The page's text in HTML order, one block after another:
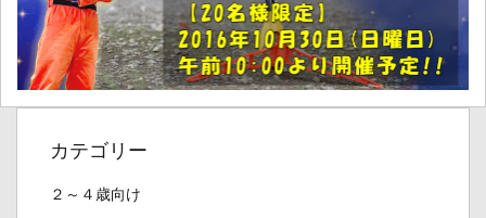
カテゴリー
２～４歳向け